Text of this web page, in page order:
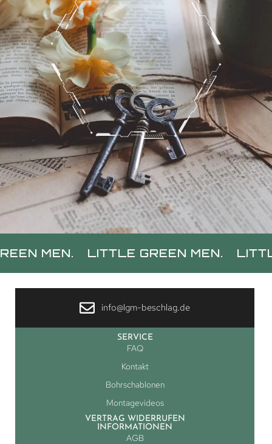
GREEN MEN. LITTLE GREEN
info@lgm-beschlag.de
SERVICE
FAQ
Kontakt
Bohrschablonen
Montagevideos
VERTRAG WIDERRUFEN
INFORMATIONEN
AGB